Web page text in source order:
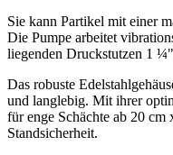
Sie kann Partikel mit einer
Die Pumpe arbeitet
liegenden Druckstutzen 1
Das robuste
und langlebig. Mit ihrer
für enge Schächte ab 20
Standsicherheit.